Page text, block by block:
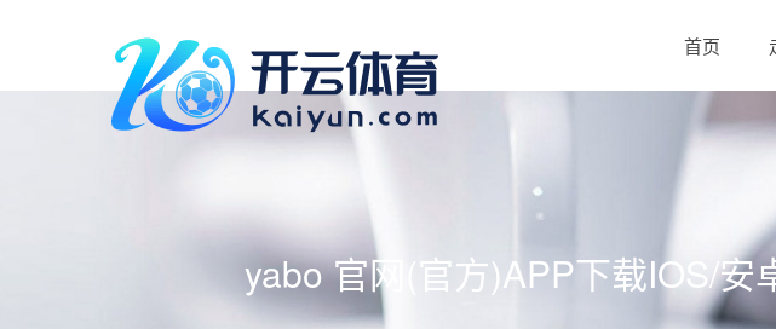
首页
yabo 官网(官方)APP下载IOS/